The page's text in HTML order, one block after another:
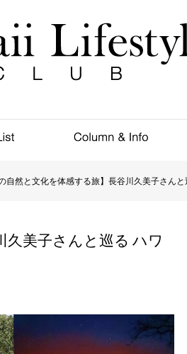
の自然と文化を体感する旅】長谷川久美子さん
久美子さんと巡る ハワ